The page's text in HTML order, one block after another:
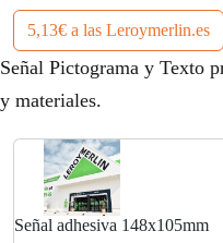
5,13€ a las Leroymerlin.es
Señal Pictograma y Texto
y materiales.
Señal adhesiva 148x105mm